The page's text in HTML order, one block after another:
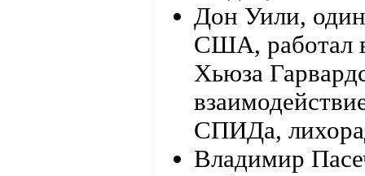
Дон Уили,
США, работал
Хьюза
СПИДа,
Владимир